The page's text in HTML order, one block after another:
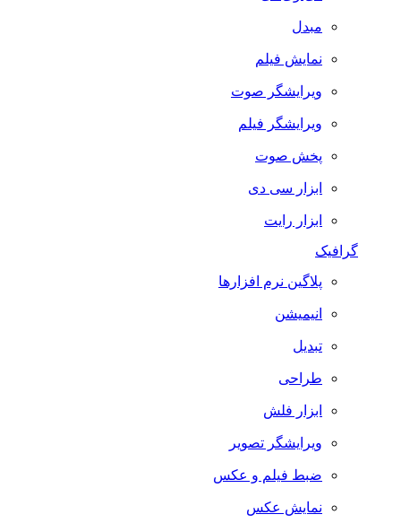
مبدل
نمایش فیلم
ویرایشگر صوت
ویرایشگر فیلم
پخش صوت
ابزار سی دی
ابزار رایت
گرافیک
پلاگین نرم افزارها
انیمیشن
تبدیل
طراحی
ابزار فلش
ویرایشگر تصویر
ضبط فيلم و عكس
نمایش عکس